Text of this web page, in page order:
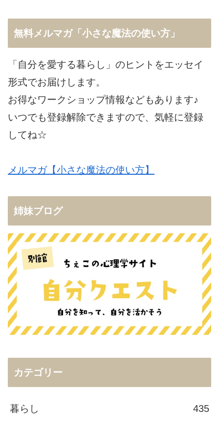
無料メルマガ「小さな魔法の使い方」
「自分を愛する暮らし」のヒントをエッセイ
形式でお届けします。
お得なワークショップ情報などもあります♪
いつでも登録解除できますので、気軽に登録
してね☆
メルマガ【小さな魔法の使い方】
姉妹ブログ
カテゴリー
暮らし 435